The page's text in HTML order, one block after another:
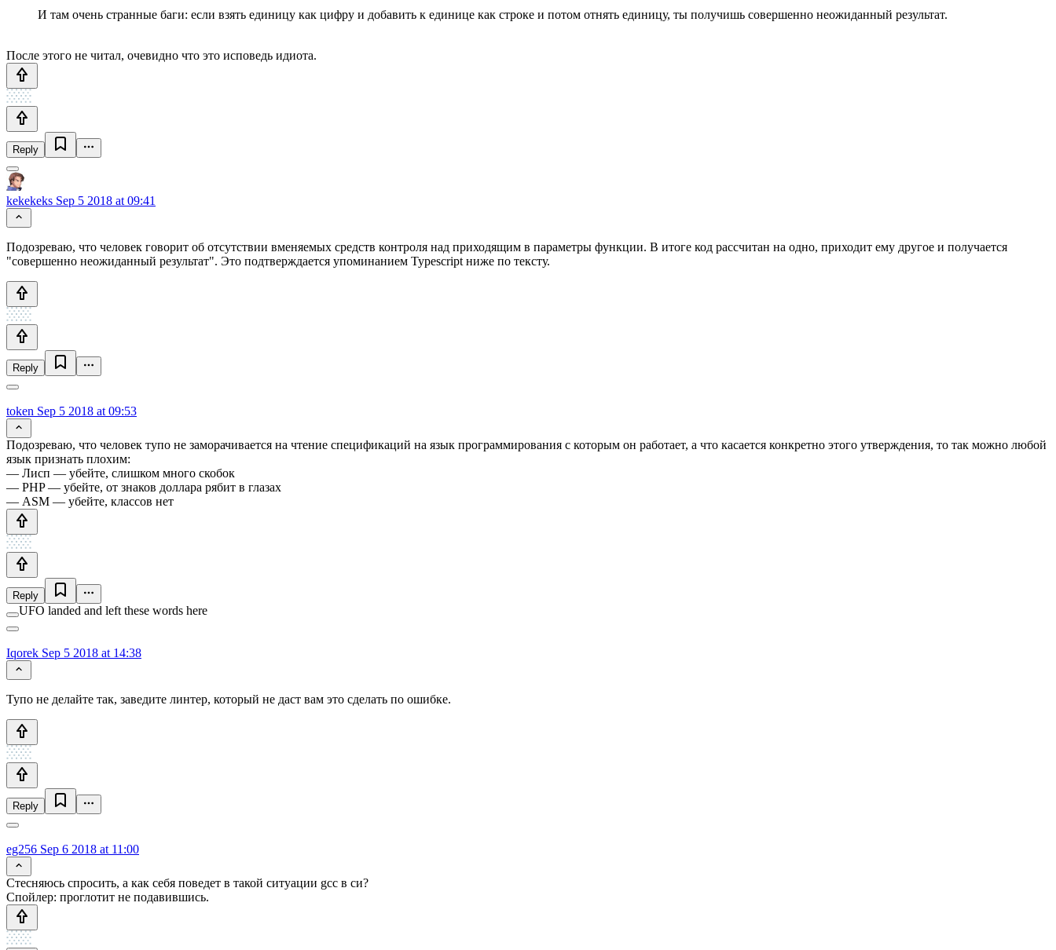
И там очень странные баги: если взять единицу как цифру и добавить к единице как строке и потом отнять единицу, ты получишь совершенно неожиданный результат.
После этого не читал, очевидно что это исповедь идиота.
Reply
kekekeks Sep 5 2018 at 09:41
Подозреваю, что человек говорит об отсутствии вменяемых средств контроля над приходящим в параметры функции. В итоге код рассчитан на одно, приходит ему другое и получается
"совершенно неожиданный результат". Это подтверждается упоминанием Typescript ниже по тексту.
Reply
token Sep 5 2018 at 09:53
Подозреваю, что человек тупо не заморачивается на чтение спецификаций на язык программирования с которым он работает, а что касается конкретно этого утверждения, то так можно любой
язык признать плохим:
— Лисп — убейте, слишком много скобок
— PHP — убейте, от знаков доллара рябит в глазах
— ASM — убейте, классов нет
Reply
UFO landed and left these words here
Iqorek Sep 5 2018 at 14:38
Тупо не делайте так, заведите линтер, который не даст вам это сделать по ошибке.
Reply
eg256 Sep 6 2018 at 11:00
Стесняюсь спросить, а как себя поведет в такой ситуации gcc в си?
Спойлер: проглотит не подавившись.